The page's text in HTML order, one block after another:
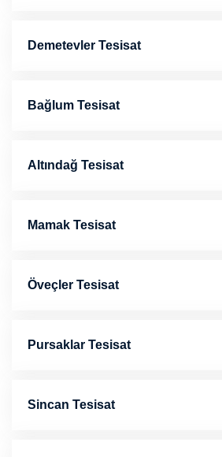
Demetevler Tesisat
Bağlum Tesisat
Altındağ Tesisat
Mamak Tesisat
Öveçler Tesisat
Pursaklar Tesisat
Sincan Tesisat